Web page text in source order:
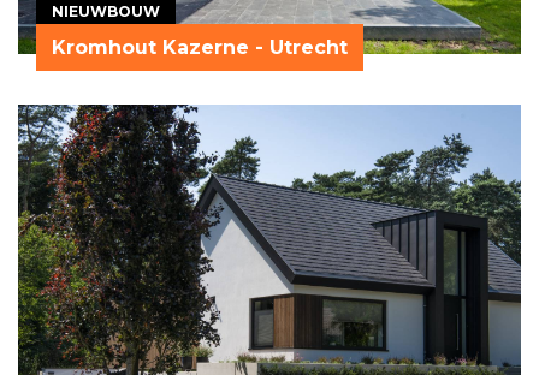
NIEUWBOUW
Kromhout Kazerne - Utrecht